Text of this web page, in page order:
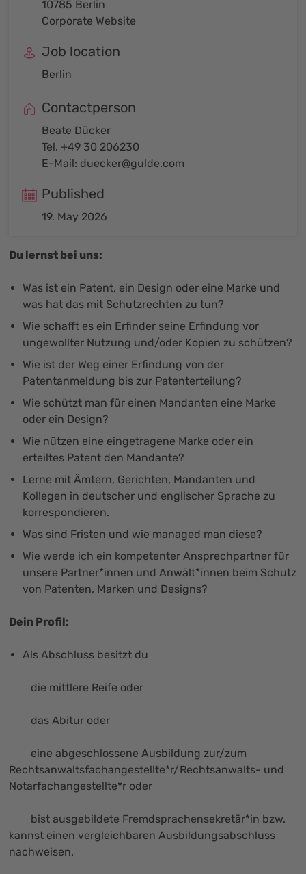
10785 Berlin
Corporate Website
Job location
Berlin
Contactperson
Beate Dücker
Tel. +49 30 206230
E-Mail: duecker@gulde.com
Published
19. May 2026
Du lernst bei uns:
Was ist ein Patent, ein Design oder eine Marke und
was hat das mit Schutzrechten zu tun?
Wie schafft es ein Erfinder seine Erfindung vor
ungewollter Nutzung und/oder Kopien zu schützen?
Wie ist der Weg einer Erfindung von der
Patentanmeldung bis zur Patenterteilung?
Wie schützt man für einen Mandanten eine Marke
oder ein Design?
Wie nützen eine eingetragene Marke oder ein
erteiltes Patent den Mandante?
Lerne mit Ämtern, Gerichten, Mandanten und
Kollegen in deutscher und englischer Sprache zu
korrespondieren.
Was sind Fristen und wie managed man diese?
Wie werde ich ein kompetenter Ansprechpartner für
unsere Partner*innen und Anwält*innen beim Schutz
von Patenten, Marken und Designs?
Dein Profil:
Als Abschluss besitzt du
die mittlere Reife oder
das Abitur oder
eine abgeschlossene Ausbildung zur/zum
Rechtsanwaltsfachangestellte*r/Rechtsanwalts- und
Notarfachangestellte*r oder
bist ausgebildete Fremdsprachensekretär*in bzw.
kannst einen vergleichbaren Ausbildungsabschluss
nachweisen.